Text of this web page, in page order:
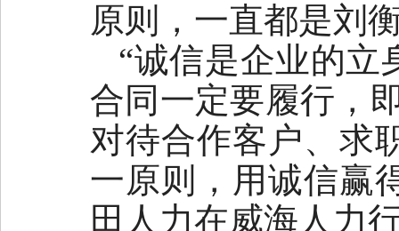
原则，一直都是刘
“诚信是企业的立
合同一定要履行，
对待合作客户、求
一原则，用诚信赢
田人力在威海人力